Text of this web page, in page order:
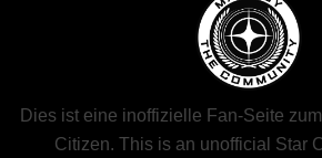
Dies ist eine inoffizielle Fan-Seite
Citizen. This is an unofficial Star